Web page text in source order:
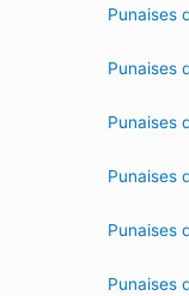
Punaises
Punaises
Punaises
Punaises
Punaises
Punaises